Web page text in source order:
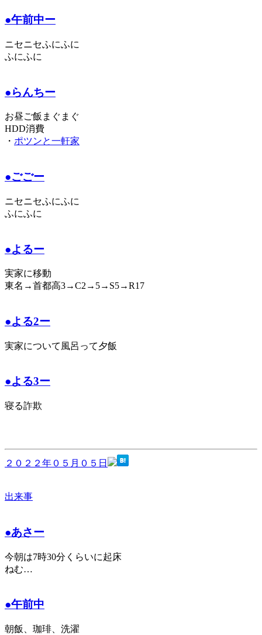
●午前中ー
ニセニセふにふに
ふにふに
●らんちー
お昼ご飯まぐまぐ
HDD消費
・ ポツンと一軒家
●ごごー
ニセニセふにふに
ふにふに
●よるー
実家に移動
東名→首都高3→C2→5→S5→R17
●よる2ー
実家について風呂って夕飯
●よる3ー
寝る詐欺
２０２２年０５月０５日
出来事
●あさー
今朝は7時30分くらいに起床
ねむ…
●午前中
朝飯、珈琲、洗濯